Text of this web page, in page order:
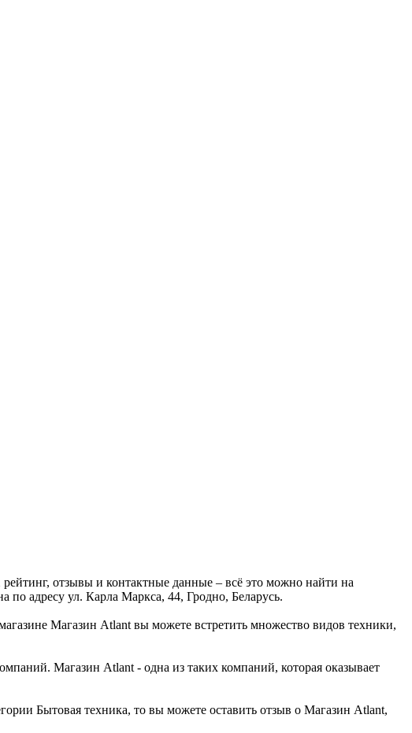
отзывы и контактные данные – всё это можно найти на
адресу ул. Карла Маркса, 44, Гродно, Беларусь.
Магазин Atlant вы можете встретить множество видов техники,
Магазин Atlant - одна из таких компаний, которая оказывает
Бытовая техника, то вы можете оставить отзыв о Магазин Atlant,